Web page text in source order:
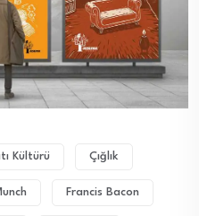
Kültürü Çığlık
Francis Bacon